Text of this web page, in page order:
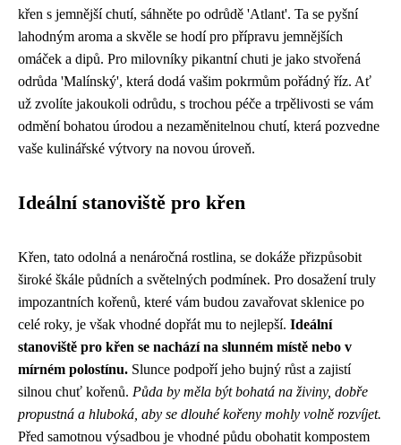
křen s jemnější chutí, sáhněte po odrůdě 'Atlant'. Ta se pyšní
lahodným aroma a skvěle se hodí pro přípravu jemnějších
omáček a dipů. Pro milovníky pikantní chuti je jako stvořená
odrůda 'Malínský', která dodá vašim pokrmům pořádný říz. Ať
už zvolíte jakoukoli odrůdu, s trochou péče a trpělivosti se vám
odmění bohatou úrodou a nezaměnitelnou chutí, která pozvedne
vaše kulinářské výtvory na novou úroveň.
Ideální stanoviště pro křen
Křen, tato odolná a nenáročná rostlina, se dokáže přizpůsobit
široké škále půdních a světelných podmínek. Pro dosažení truly
impozantních kořenů, které vám budou zavařovat sklenice po
celé roky, je však vhodné dopřát mu to nejlepší. Ideální
stanoviště pro křen se nachází na slunném místě nebo v
mírném polostínu. Slunce podpoří jeho bujný růst a zajistí
silnou chuť kořenů. Půda by měla být bohatá na živiny, dobře
propustná a hluboká, aby se dlouhé kořeny mohly volně rozvíjet.
Před samotnou výsadbou je vhodné půdu obohatit kompostem